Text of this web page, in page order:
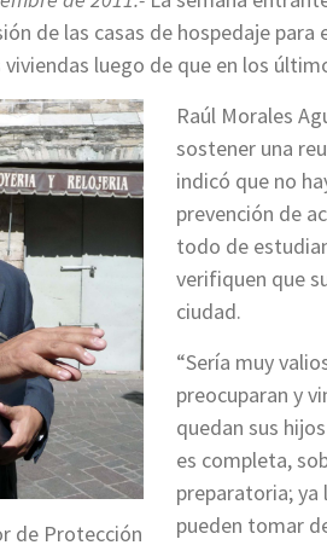
de las casas de hospedaje
luego de que en los
de Protección
Raúl Morales
sostener una
indicó que no
prevención de
todo de
verifiquen que
ciudad.
“Sería muy
preocuparan y
quedan sus
es completa,
preparatoria;
pueden tomar